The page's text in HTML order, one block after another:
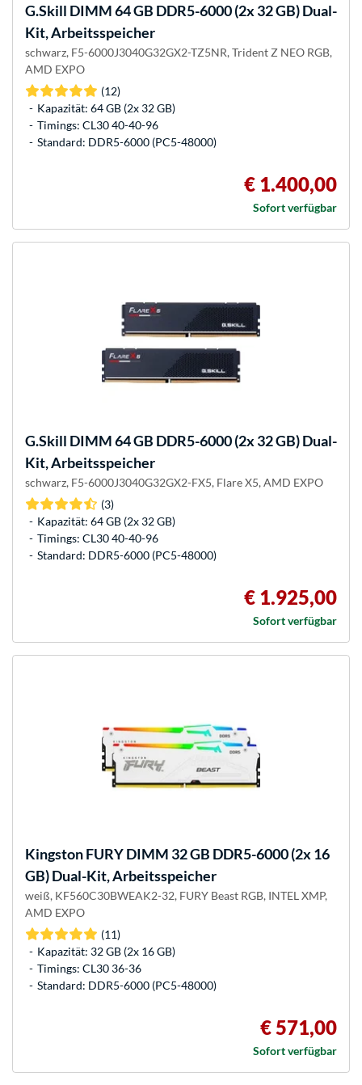
G.Skill DIMM 64 GB DDR5-6000 (2x 32 GB) Dual-
Kit, Arbeitsspeicher
schwarz, F5-6000J3040G32GX2-TZ5NR, Trident Z NEO RGB,
AMD EXPO
(12)
Kapazität: 64 GB (2x 32 GB)
Timings: CL30 40-40-96
Standard: DDR5-6000 (PC5-48000)
€ 1.400,00
Sofort verfügbar
G.Skill DIMM 64 GB DDR5-6000 (2x 32 GB) Dual-
Kit, Arbeitsspeicher
schwarz, F5-6000J3040G32GX2-FX5, Flare X5, AMD EXPO
(3)
Kapazität: 64 GB (2x 32 GB)
Timings: CL30 40-40-96
Standard: DDR5-6000 (PC5-48000)
€ 1.925,00
Sofort verfügbar
Kingston FURYDIMM 32 GB DDR5-6000 (2x 16
GB) Dual-Kit, Arbeitsspeicher
weiß, KF560C30BWEAK2-32, FURY Beast RGB, INTEL XMP,
AMD EXPO
(11)
Kapazität: 32 GB (2x 16 GB)
Timings: CL30 36-36
Standard: DDR5-6000 (PC5-48000)
€ 571,00
Sofort verfügbar